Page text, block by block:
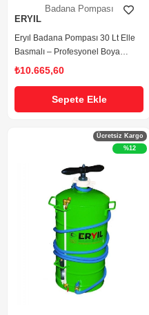
Badana Pompası
ERYIL
Eryıl Badana Pompası 30 Lt Elle
Basmalı – Profesyonel Boya
Badana İlaç Atma Pompası
₺10.665,60
Sepete Ekle
Ücretsiz Kargo
%12